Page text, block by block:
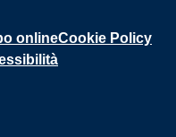
onlineCookie Policy